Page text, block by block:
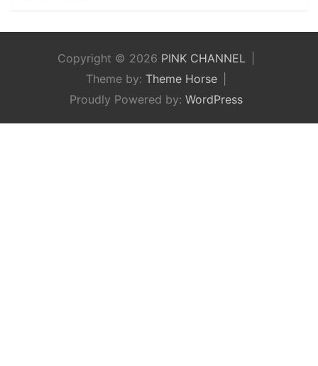
Copyright © 2026 PINK CHANNEL
Theme by: Theme Horse
Proudly Powered by: WordPress